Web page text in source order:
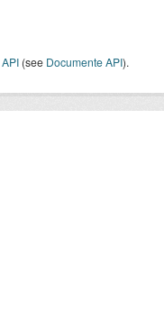
API (see Documente API).